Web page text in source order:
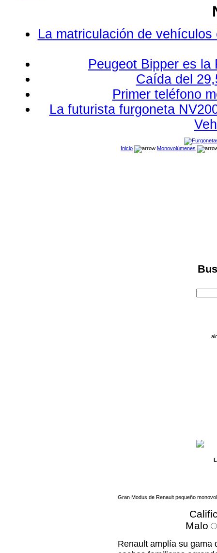
La matriculación de
Peugeot Bipper es la
Caída del
Primer teléfono
La futurista furgoneta
Inicio Monovolúmenes
Gran Modus de Renault pequeño
Malo
Renault amplía su gama